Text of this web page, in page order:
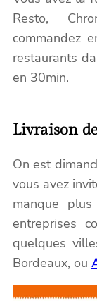
Resto,
commandez
restaurants
en 30min.
Livraison
On est
vous avez
manque
entreprises
quelques
Bordeaux, ou